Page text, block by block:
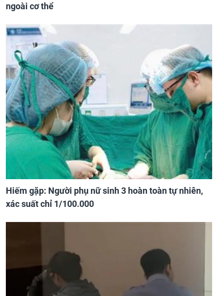
ngoài cơ thể
Hiếm gặp: Người phụ nữ sinh 3 hoàn toàn tự nhiên,
xác suất chỉ 1/100.000